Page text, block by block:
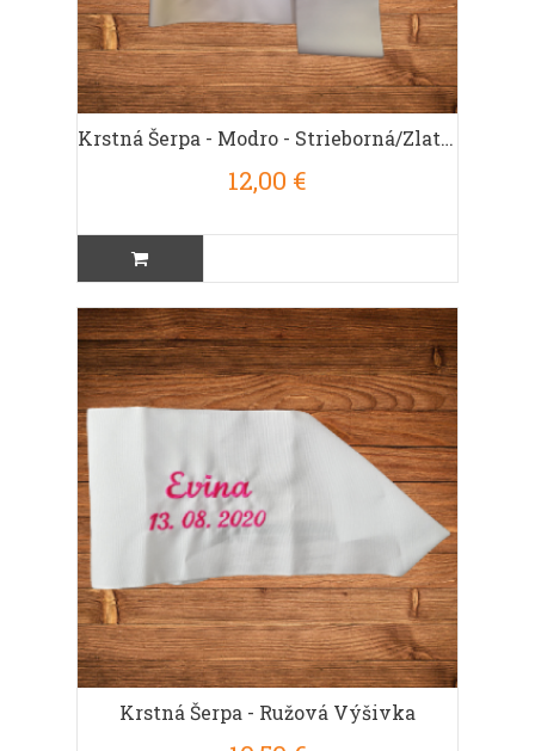
Krstná Šerpa - Modro - Strieborná/zlatá Výšivka
12,00 €
Krstná Šerpa - Ružová Výšivka